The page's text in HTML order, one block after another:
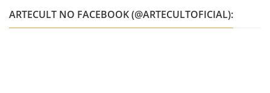
ARTECULT NO FACEBOOK (@ARTECULTOFICIAL):